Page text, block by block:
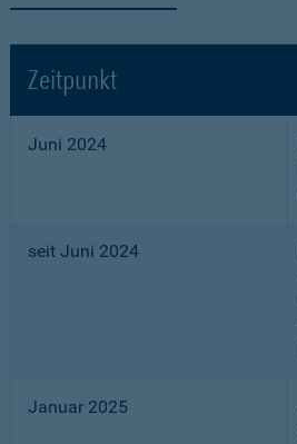
Zeitpunkt
Juni 2024
seit Juni 2024
Januar 2025